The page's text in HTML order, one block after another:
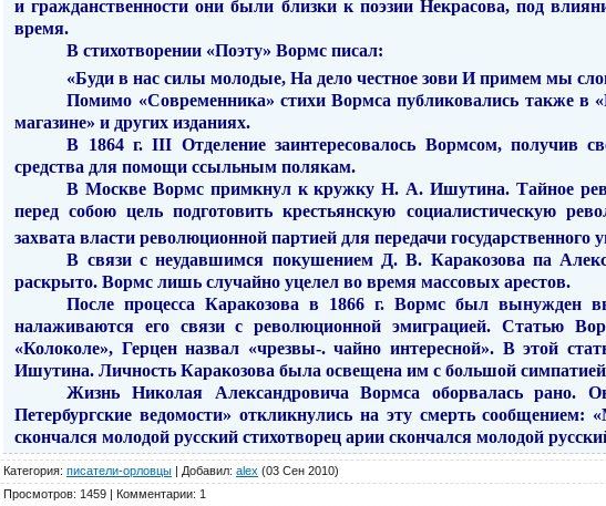
и гражданственности они были близки к поэзии Некрасова, под
время.
В стихотворении «Поэту» Вормс писал:
«Буди в нас силы молодые, На дело честное зови И примем мы
Помимо «Современника» стихи Вормса публиковались так­же в
магазине» и других изданиях.
В 1864 г.III Отделение заинтересовалось Вормсом, получив
средства для помощи ссыльным полякам.
В Москве Вормс примкнул к кружку Н. А. Ишутина. Тайное
перед собою цель подготовить крестьянскую социалистическую
захвата власти революционной пар­тией для передачи государственного
В связи с неудавшимся покушением Д. В. Каракозова па
раскрыто. Вормс лишь случайно уцелел во время массовых арестов.
После процесса Каракозова в 1866 г. Вормс был вынужден
налаживаются его связи с революционной эмиграцией. Статью
«Колоколе», Герцен назвал «чрезвы-. чайно интересной». В этой
Ишутина. Личность Каракозова была освещена им с большой
Жизнь Николая Александровича Вормса оборвалась
Петербургские ведомо­сти» откликнулись на эту смерть
скончался молодой русский стихотворец арии скончался молодой
Категория: писатели-орловцы | Добавил: alex (03 Сен 2010)
Просмотров: 1459 | Комментарии: 1